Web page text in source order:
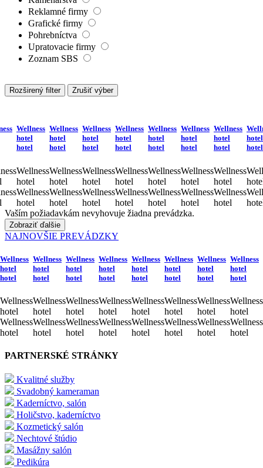
Reklamné firmy
Grafické firmy
Pohrebníctva
Upratovacie firmy
Zoznam SBS
Rozširený filter Zrušiť výber
Wellness
hotel
hotel
Wellness
hotel
Wellness
hotel
Wellness
hotel
hotel
Wellness
hotel
Wellness
hotel
Wellness
hotel
hotel
Wellness
hotel
Wellness
hotel
Wellness
hotel
hotel
Wellness
hotel
Wellness
hotel
Wellness
hotel
hotel
Wellness
hotel
Wellness
hotel
Wellness
hotel
hotel
Wellness
hotel
Wellness
hotel
Wellness
hotel
hotel
Wellness
hotel
Wellness
hotel
hotel
hotel
Vaším požiadavkám nevyhovuje žiadna prevádzka.
Zobraziť ďalšie
NAJNOVŠIE PREVÁDZKY
Wellness
hotel
hotel
Wellness
hotel
Wellness
hotel
Wellness
hotel
hotel
Wellness
hotel
Wellness
hotel
Wellness
hotel
hotel
Wellness
hotel
Wellness
hotel
Wellness
hotel
hotel
Wellness
hotel
Wellness
hotel
Wellness
hotel
hotel
Wellness
hotel
Wellness
hotel
Wellness
hotel
hotel
Wellness
hotel
Wellness
hotel
Wellness
hotel
hotel
Wellness
hotel
Wellness
hotel
Wellness
hotel
hotel
Wellness
hotel
Wellness
hotel
PARTNERSKÉ STRÁNKY
Kvalitné služby
Svadobný kameraman
Kaderníctvo, salón
Holičstvo, kaderníctvo
Kozmetický salón
Nechtové štúdio
Masážny salón
Pedikúra